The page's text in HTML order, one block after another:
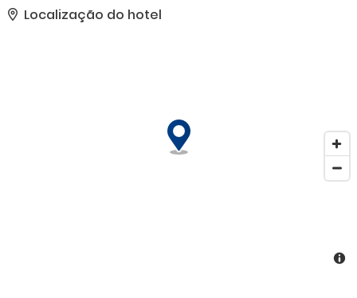
alojamento dispõe de acesso a wi-fi. O hotel oferece uma série de
instalações e serviços adaptados a pessoas com mobilidade
lo na garagem (sem custos adicionais) ou no parque de
estacionamento (sem custos adicionais). Entre os serviços
Localização do hotel